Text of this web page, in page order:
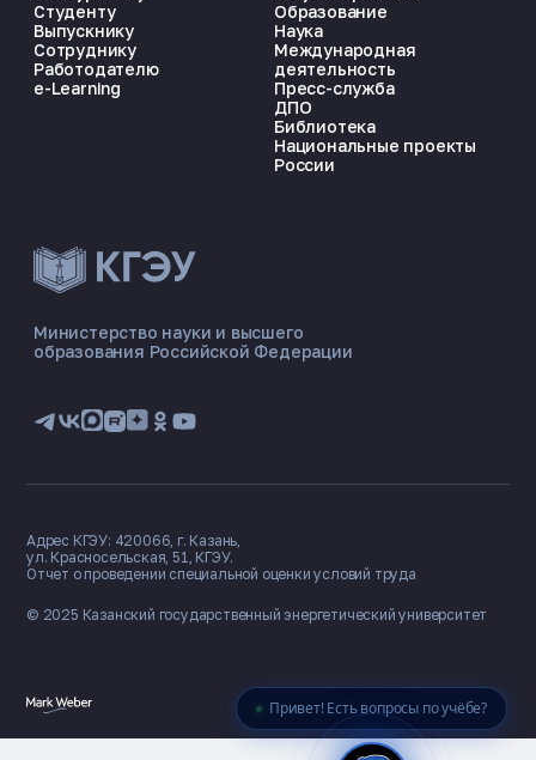
Привет! Есть вопросы по учёбе?
ЭНЕРГОКОД — ПОМОЩНИК КГЭУ
📋 Приёмная комиссия
🏠 Общежитие
Министерство науки и высшего
образования Российской Федерации
Студенту
Выпускнику
Сотруднику
Работодателю
e-Learning
Образование
Наука
Международная
деятельность
Пресс-служба
ДПО
Библиотека
Национальные проекты
России
© 2025 Казанский государственный энергетический университет
Адрес КГЭУ: 420066, г. Казань,
ул. Красносельская, 51, КГЭУ.
Отчет о проведении специальной оценки условий труда